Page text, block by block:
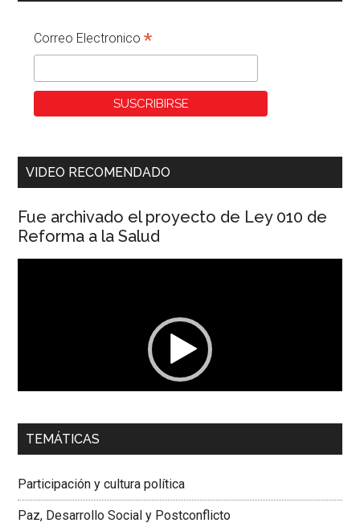
Correo Electronico*
VIDEO RECOMENDADO
Fue archivado el proyecto de Ley 010 de
Reforma a la Salud
00:00 01:04
Dra. Carolina Corcho Mejía,Presidenta Corporación
Colombiana
TEMÁTICAS
Participación y cultura política
Paz, Desarrollo Social y Postconflicto